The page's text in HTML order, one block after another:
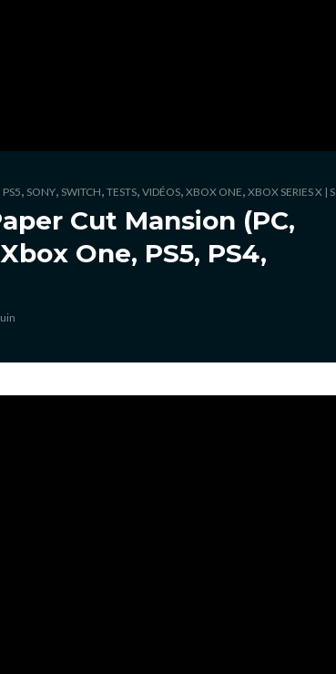
PS5, SONY, SWITCH, TESTS, VIDÉOS, XBOX ONE, XBOX SERIES X | S
Cut Mansion (PC,
One, PS5, PS4,